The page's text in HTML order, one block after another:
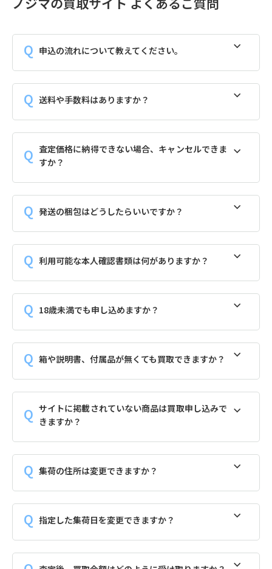
申込の流れについて教えてください。
送料や手数料はありますか？
査定価格に納得できない場合、キャンセルできま
すか？
発送の梱包はどうしたらいいですか？
利用可能な本人確認書類は何がありますか？
18歳未満でも申し込めますか？
箱や説明書、付属品が無くても買取できますか？
サイトに掲載されていない商品は買取申し込みで
きますか？
集荷の住所は変更できますか？
指定した集荷日を変更できますか？